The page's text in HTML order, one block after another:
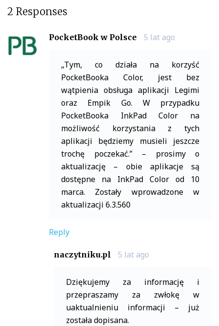
2 Responses
PocketBook w Polsce 5 lat ago
„Tym, co działa na korzyść
PocketBooka Color, jest bez
wątpienia obsługa aplikacji Legimi
oraz Empik Go. W przypadku
PocketBooka InkPad Color na
możliwość korzystania z tych
aplikacji będziemy musieli jeszcze
trochę poczekać.” – prosimy o
aktualizację – obie aplikacje są
dostępne na InkPad Color od 10
marca. Zostały wprowadzone w
aktualizacji 6.3.560
Reply
naczytniku.pl 5 lat ago
Dziękujemy za informację i
przepraszamy za zwłokę w
uaktualnieniu informacji – już
została dopisana.